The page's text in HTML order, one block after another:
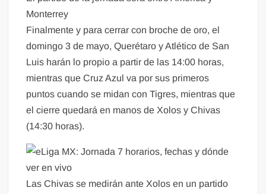
Monterrey
Finalmente y para cerrar con broche de oro, el
domingo 3 de mayo, Querétaro y Atlético de San
Luis harán lo propio a partir de las 14:00 horas,
mientras que Cruz Azul va por sus primeros
puntos cuando se midan con Tigres, mientras que
el cierre quedará en manos de Xolos y Chivas
(14:30 horas).
Las Chivas se medirán ante Xolos en un partido